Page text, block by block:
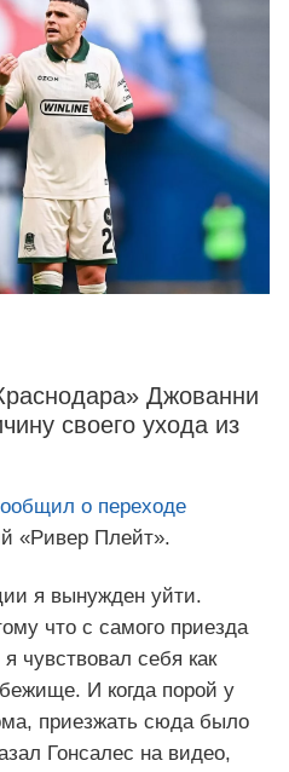
Джованни
своего ухода из
о переходе
«Ривер Плейт».
я вынужден уйти.
что с самого приезда
чувствовал себя как
И когда порой у
приезжать сюда было
Гонсалес на видео,